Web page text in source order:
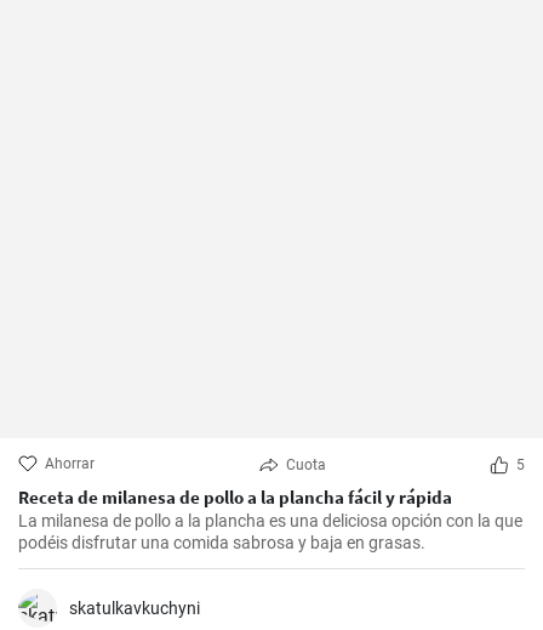
Ahorrar Cuota 5
Receta de milanesa de pollo a la plancha fácil y rápida
La milanesa de pollo a la plancha es una deliciosa opción con la que
podéis disfrutar una comida sabrosa y baja en grasas.
skatulkavkuchyni